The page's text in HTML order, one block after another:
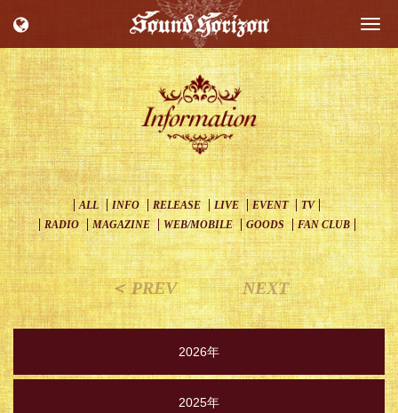
ALL INFO RELEASE LIVE EVENT
TV
RADIO
MAGAZINE WEB/MOBILE GOODS FAN CLUB
＜ PREV NEXT
2026年
2025年